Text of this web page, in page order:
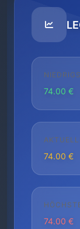
74.00 €
74.00 €
74.00 €